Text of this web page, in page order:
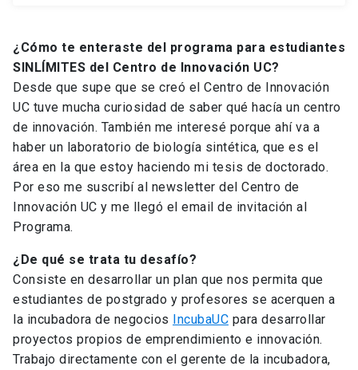
¿Cómo te enteraste del programa para estudiantes
SINLÍMITES del Centro de Innovación UC?
Desde que supe que se creó el Centro de Innovación
UC tuve mucha curiosidad de saber qué hacía un centro
de innovación. También me interesé porque ahí va a
haber un laboratorio de biología sintética, que es el
área en la que estoy haciendo mi tesis de doctorado.
Por eso me suscribí al newsletter del Centro de
Innovación UC y me llegó el email de invitación al
Programa.
¿De qué se trata tu desafío?
Consiste en desarrollar un plan que nos permita que
estudiantes de postgrado y profesores se acerquen a
la incubadora de negocios IncubaUC para desarrollar
proyectos propios de emprendimiento e innovación.
Trabajo directamente con el gerente de la incubadora,